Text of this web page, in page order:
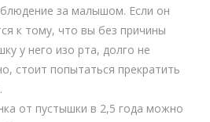
за малышом. Если он
к тому, что вы без причины
у него изо рта, долго не
стоит попытаться прекратить
от пустышки в 2,5 года можно